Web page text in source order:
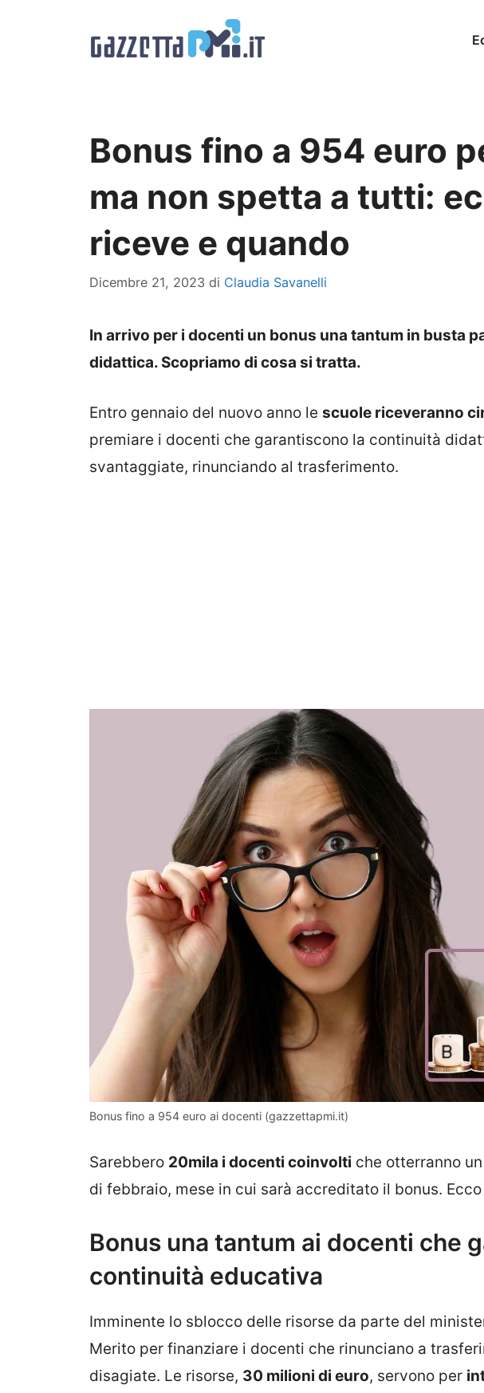
Bonus fino a 954 euro
ma non spetta a tutti:
riceve e quando
Dicembre 21, 2023 di Claudia Savanelli
In arrivo per i docenti un bonus una tantum in busta
didattica. Scopriamo di cosa si tratta.
Entro gennaio del nuovo anno le scuole riceveranno
premiare i docenti che garantiscono la continuità
svantaggiate, rinunciando al trasferimento.
Bonus fino a 954 euro ai docenti (gazzettapmi.it)
Sarebbero 20mila i docenti coinvolti che otterranno
di febbraio, mese in cui sarà accreditato il bonus.
Bonus una tantum ai docenti che
continuità educativa
Imminente lo sblocco delle risorse da parte del
Merito per finanziare i docenti che rinunciano a
disagiate. Le risorse, 30 milioni di euro, servono per